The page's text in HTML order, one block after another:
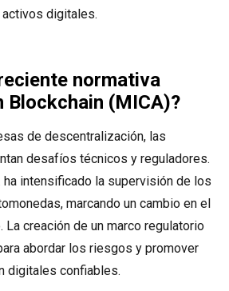
digitales.
normativa
Blockchain (MICA)?
de descentralización, las
desafíos técnicos y reguladores.
ha intensificado la supervisión de los
marcando un cambio en el
La creación de un marco regulatorio
abordar los riesgos y promover
digitales confiables.